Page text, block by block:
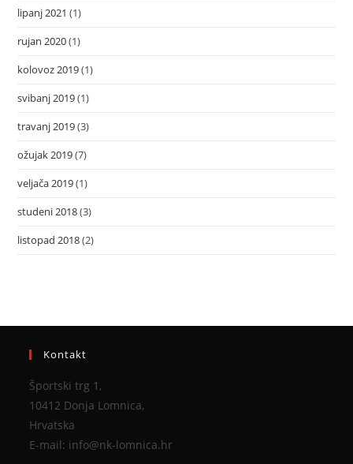
lipanj 2021 (1)
rujan 2020(1)
kolovoz 2019(1)
svibanj 2019(1)
travanj 2019(3)
ožujak 2019(7)
veljača 2019(1)
studeni 2018(3)
listopad 2018(2)
Kontakt
Športski trg 1,
10412 Donja Lomnica,
Hrvatska
E-mail: info@nk-lomnica.hr